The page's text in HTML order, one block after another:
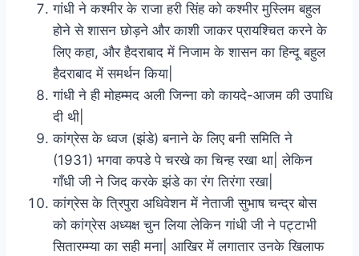
गांधी ने कश्मीर के राजा हरी सिंह को कश्मीर मुस्लिम बहुल
होने से शासन छोड़ने और काशी जाकर प्रायश्चित करने के
लिए कहा, और हैदराबाद में निजाम के शासन का हिन्दू बहुल
हैदराबाद में समर्थन किया|
गांधी ने ही मोहम्मद अली जिन्ना को कायदे-आजम की उपाधि
दी थी|
कांग्रेस के ध्वज (झंडे) बनाने के लिए बनी समिति ने
(1931) भगवा कपडे पे चरखे का चिन्ह रखा था| लेकिन
गाँधी जी ने जिद करके झंडे का रंग तिरंगा रखा|
कांग्रेस के त्रिपुरा अधिवेशन में नेताजी सुभाष चन्द्र बोस
को कांग्रेस अध्यक्ष चुन लिया लेकिन गांधी जी ने पट्टाभी
सितारम्म्या का सही मना| आखिर में लगातार उनके खिलाफ